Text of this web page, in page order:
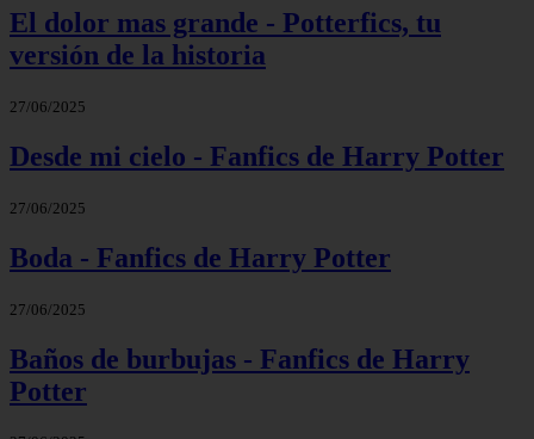
El dolor mas grande - Potterfics, tu
versión de la historia
27/06/2025
Desde mi cielo - Fanfics de Harry Potter
27/06/2025
Boda - Fanfics de Harry Potter
27/06/2025
Baños de burbujas - Fanfics de Harry
Potter